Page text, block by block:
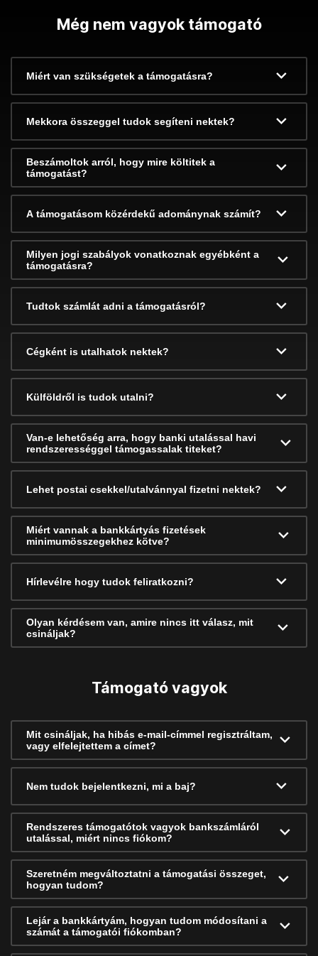
Még nem vagyok támogató
Miért van szükségetek a támogatásra?
Mekkora összeggel tudok segíteni nektek?
Beszámoltok arról, hogy mire költitek a
támogatást?
A támogatásom közérdekű adománynak számít?
Milyen jogi szabályok vonatkoznak egyébként a
támogatásra?
Tudtok számlát adni a támogatásról?
Cégként is utalhatok nektek?
Külföldről is tudok utalni?
Van-e lehetőség arra, hogy banki utalással havi
rendszerességgel támogassalak titeket?
Lehet postai csekkel/utalvánnyal fizetni nektek?
Miért vannak a bankkártyás fizetések
minimumösszegekhez kötve?
Hírlevélre hogy tudok feliratkozni?
Olyan kérdésem van, amire nincs itt válasz, mit
csináljak?
Támogató vagyok
Mit csináljak, ha hibás e-mail-címmel regisztráltam,
vagy elfelejtettem a címet?
Nem tudok bejelentkezni, mi a baj?
Rendszeres támogatótok vagyok bankszámláról
utalással, miért nincs fiókom?
Szeretném megváltoztatni a támogatási összeget,
hogyan tudom?
Lejár a bankkártyám, hogyan tudom módosítani a
számát a támogatói fiókomban?